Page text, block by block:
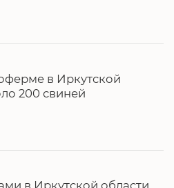
в Иркутской
200 свиней
в Иркутской области